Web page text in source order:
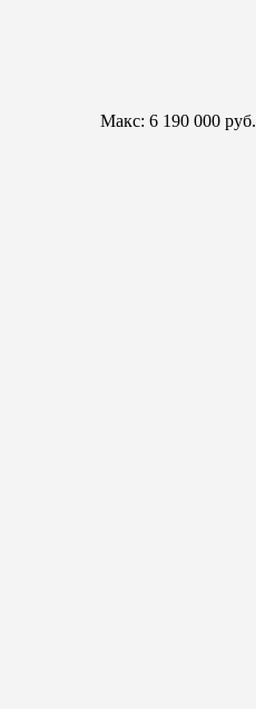
Макс: 6 190 000 руб.